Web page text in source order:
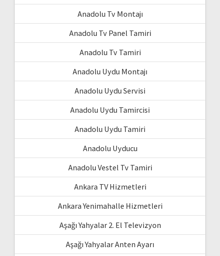
Anadolu Tv Montajı
Anadolu Tv Panel Tamiri
Anadolu Tv Tamiri
Anadolu Uydu Montajı
Anadolu Uydu Servisi
Anadolu Uydu Tamircisi
Anadolu Uydu Tamiri
Anadolu Uyducu
Anadolu Vestel Tv Tamiri
Ankara TV Hizmetleri
Ankara Yenimahalle Hizmetleri
Aşağı Yahyalar 2. El Televizyon
Aşağı Yahyalar Anten Ayarı